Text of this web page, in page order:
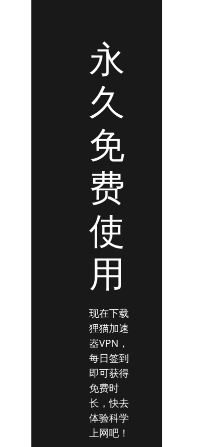
永
久
免
费
使
用
现在下载
狸猫加速
器VPN，
每日签到
即可获得
免费时
长，快去
体验科学
上网吧！